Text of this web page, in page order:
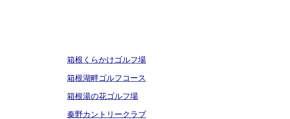
箱根くらかけゴルフ場
箱根湖畔ゴルフコース
箱根湯の花ゴルフ場
秦野カントリークラブ